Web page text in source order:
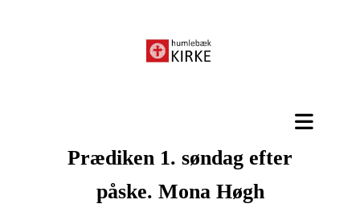
Prædiken 1. søndag efter
påske. Mona Høgh